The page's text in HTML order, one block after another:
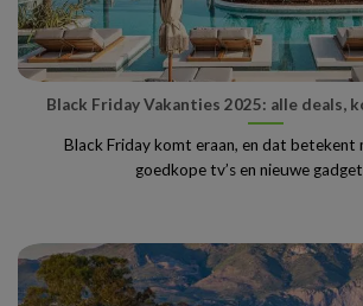
Black Friday Vakanties 2025: alle deals,
Black Friday komt eraan, en dat betekent
goedkope tv’s en nieuwe